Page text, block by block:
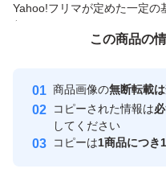
新政、飛露喜、田酒、東
久保田、作、澤屋まつも
冩楽、飛露喜、十四代、
くどき上手、澤屋まつも
田、山田錦、白鶴錦、居
Yahoo!フリマが定めた一定の
付与しています
安心取引出品者
取引実績
この商品の
商品画像の無断転載
コピーされた情報は
してください
コピーは1商品につき
この商品をみている人に